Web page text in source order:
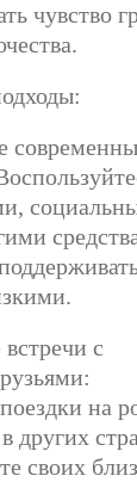
чувство
с
на
других
своих